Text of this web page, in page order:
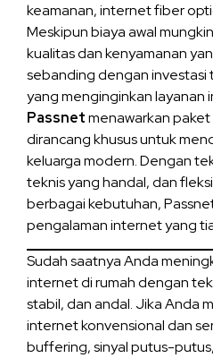
keamanan, internet fiber
Meskipun biaya awal
kualitas dan kenyamanan
sebanding dengan investasi
yang menginginkan layanan
Passnetmenawarkan
dirancang khusus untuk
keluarga modern. Dengan
teknis yang handal, dan
berbagai kebutuhan,
pengalaman internet yang
Sudah saatnya Anda
internet di rumah dengan
stabil, dan andal. Jika Anda
internet konvensional dan
buffering, sinyal putus-